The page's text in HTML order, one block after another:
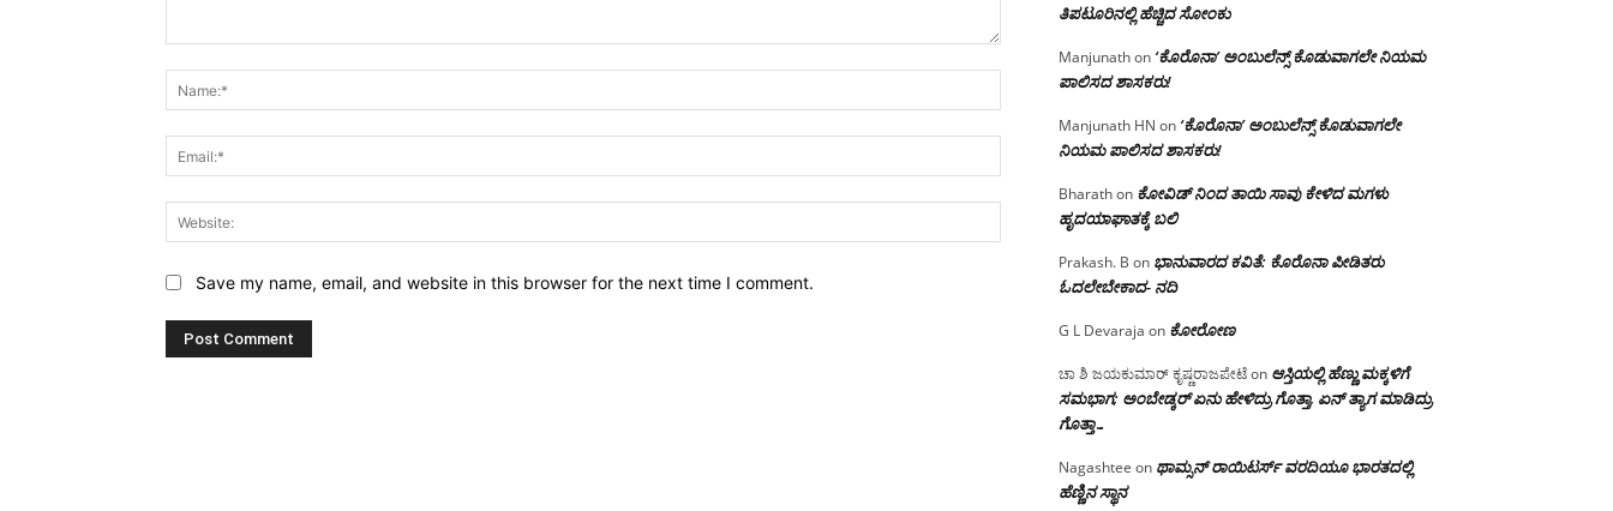
Website:
Save my name, email, and website in this browser for the next time I comment.
ತಿಪಟೂರಿನಲ್ಲಿ ಹೆಚ್ಚಿದ ಸೋಂಕು
Manjunathon ‘ಕೊರೊನಾ’ ಅಂಬುಲೆನ್ಸ್ ಕೊಡುವಾಗಲೇ ನಿಯಮ
ಪಾಲಿಸದ ಶಾಸಕರು!
Manjunath HN on ‘ಕೊರೊನಾ’ ಅಂಬುಲೆನ್ಸ್ ಕೊಡುವಾಗಲೇ
ನಿಯಮ ಪಾಲಿಸದ ಶಾಸಕರು!
Bharathon ಕೋವಿಡ್ ನಿಂದ ತಾಯಿ ಸಾವು ಕೇಳಿದ ಮಗಳು
ಹೃದಯಾಘಾತಕ್ಕೆ ಬಲಿ
Prakash. B on ಭಾನುವಾರದ ಕವಿತೆ: ಕೊರೊನಾ ಪೀಡಿತರು
ಓದಲೇಬೇಕಾದ- ನದಿ
G L Devaraja on ಕೋರೋಣ
ಚಾ ಶಿ ಜಯಕುಮಾರ್ ಕೃಷ್ಣರಾಜಪೇಟೆon ಆಸ್ತಿಯಲ್ಲಿ ಹೆಣ್ಣು ಮಕ್ಕಳಿಗೆ
ಸಮಭಾಗ; ಅಂಬೇಡ್ಕರ್ ಏನು ಹೇಳಿದ್ರು ಗೊತ್ತಾ, ಏನ್ ತ್ಯಾಗ ಮಾಡಿದ್ರು
ಗೊತ್ತಾ…
Nagashtee on ಥಾಮ್ಸನ್ ರಾಯಿಟರ್ಸ್ ವರದಿಯೂ ಭಾರತದಲ್ಲಿ
ಹೆಣ್ಣಿನ ಸ್ಥಾನ‌